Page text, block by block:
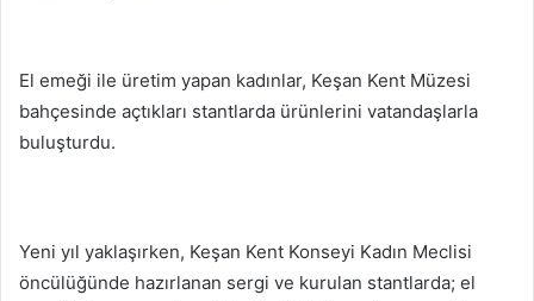
El emeği ile üretim yapan kadınlar, Keşan Kent Müzesi
bahçesinde açtıkları stantlarda ürünlerini vatandaşlarla
buluşturdu.
Yeni yıl yaklaşırken, Keşan Kent Konseyi Kadın Meclisi
öncülüğünde hazırlanan sergi ve kurulan stantlarda; el